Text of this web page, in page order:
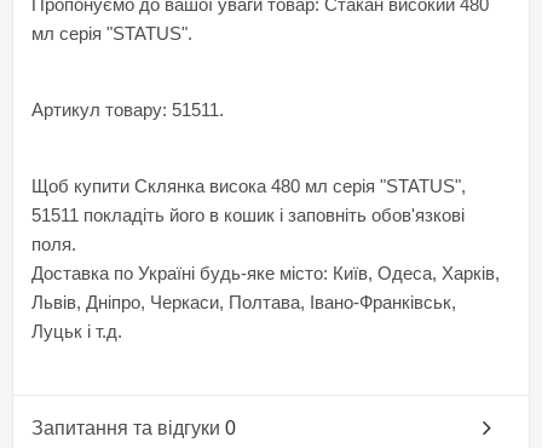
Пропонуємо до вашої уваги товар: Стакан високий 480
мл серія "STATUS".
Артикул товару: 51511.
Щоб купити Склянка висока 480 мл серія "STATUS",
51511 покладіть його в кошик і заповніть обов'язкові
поля.
Доставка по Україні будь-яке місто: Київ, Одеса, Харків,
Львів, Дніпро, Черкаси, Полтава, Івано-Франківськ,
Луцьк і т.д.
Запитання та відгуки 0